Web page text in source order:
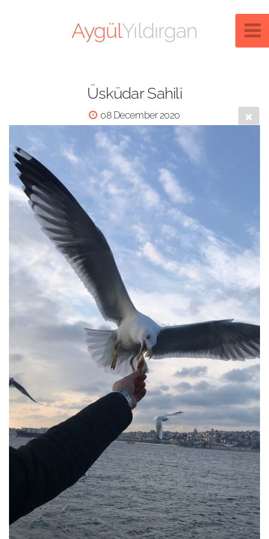
AygülYıldırgan
Üsküdar Sahili
08 December 2020